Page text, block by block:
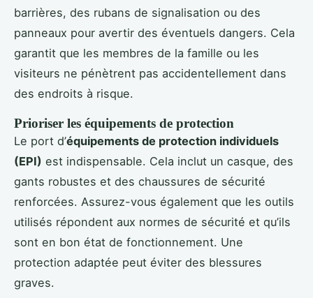
barrières, des rubans de signalisation ou des
panneaux pour avertir des éventuels dangers. Cela
garantit que les membres de la famille ou les
visiteurs ne pénètrent pas accidentellement dans
des endroits à risque.
Prioriser les équipements de protection
Le port d’équipements de protection individuels
(EPI) est indispensable. Cela inclut un casque, des
gants robustes et des chaussures de sécurité
renforcées. Assurez-vous également que les outils
utilisés répondent aux normes de sécurité et qu’ils
sont en bon état de fonctionnement. Une
protection adaptée peut éviter des blessures
graves.